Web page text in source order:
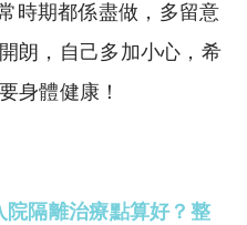
時期都係盡做，多留意
朗，自己多加小心，希
身體健康！
院隔離治療點算好？整